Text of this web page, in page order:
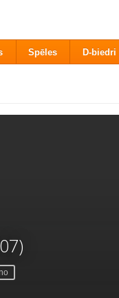
Spēles D-biedri